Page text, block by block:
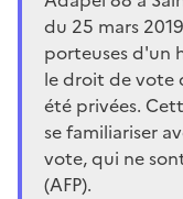
du 25 mars
porteuses d'un
le droit de vote
été privées.
se familiariser
vote, qui ne
(AFP).